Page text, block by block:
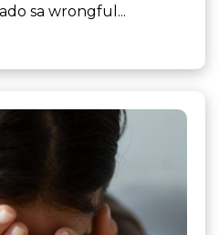
sa wrongful...